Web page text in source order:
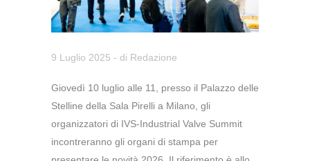
9 Luglio 2025 - di Redazione
Giovedì 10 luglio alle 11, presso il Palazzo delle
Stelline della Sala Pirelli a Milano, gli
organizzatori di IVS-Industrial Valve Summit
incontreranno gli organi di stampa per